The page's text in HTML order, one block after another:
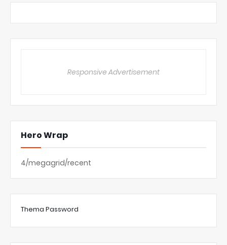
Responsive Advertisement
Hero Wrap
4/megagrid/recent
Thema Password